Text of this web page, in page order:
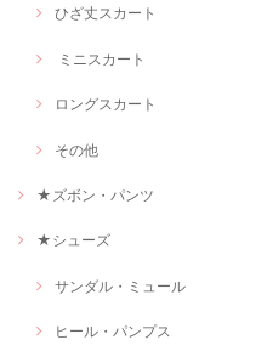
ひざ丈スカート
ミニスカート
ロングスカート
その他
★ズボン・パンツ
★シューズ
サンダル・ミュール
ヒール・パンプス